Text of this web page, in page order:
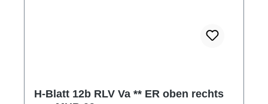
H-Blatt 12b RLV Va ** ER oben rechts